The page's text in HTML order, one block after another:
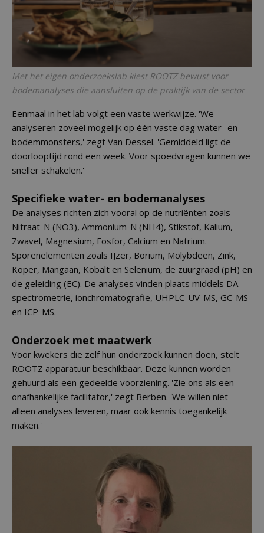
Met het eigen onderzoekslab kiest ROOTZ bewust voor
bodemanalyses die aansluiten op de praktijk van de sector
Eenmaal in het lab volgt een vaste werkwijze. 'We
analyseren zoveel mogelijk op één vaste dag water- en
bodemmonsters,' zegt Van Dessel. 'Gemiddeld ligt de
doorlooptijd rond een week. Voor spoedvragen kunnen we
sneller schakelen.'
Specifieke water- en bodemanalyses
De analyses richten zich vooral op de nutriënten zoals
Nitraat-N (NO3), Ammonium-N (NH4), Stikstof, Kalium,
Zwavel, Magnesium, Fosfor, Calcium en Natrium.
Sporenelementen zoals IJzer, Borium, Molybdeen, Zink,
Koper, Mangaan, Kobalt en Selenium, de zuurgraad (pH) en
de geleiding (EC). De analyses vinden plaats middels DA-
spectrometrie, ionchromatografie, UHPLC-UV-MS, GC-MS
en ICP-MS.
Onderzoek met maatwerk
Voor kwekers die zelf hun onderzoek kunnen doen, stelt
ROOTZ apparatuur beschikbaar. Deze kunnen worden
gehuurd als een gedeelde voorziening. 'Zie ons als een
onafhankelijke facilitator,' zegt Berben. 'We willen niet
alleen analyses leveren, maar ook kennis toegankelijk
maken.'